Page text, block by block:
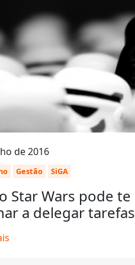
de 2016
Gestão SiGA
Star Wars pode te
a delegar tarefas